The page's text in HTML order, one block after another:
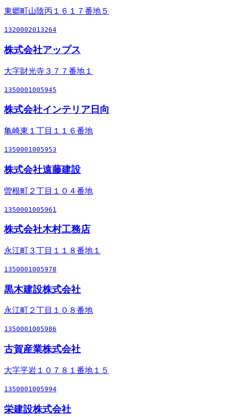
東郷町山陰丙１６１７番地５
1320002013264
株式会社アップス
大字財光寺３７７番地１
1350001005945
株式会社インテリア日向
亀崎東１丁目１１６番地
1350001005953
株式会社遠藤建設
曽根町２丁目１０４番地
1350001005961
株式会社木村工務店
永江町３丁目１１８番地１
1350001005978
黒木建設株式会社
永江町２丁目１０８番地
1350001005986
古賀産業株式会社
大字平岩１０７８１番地１５
1350001005994
栄建設株式会社